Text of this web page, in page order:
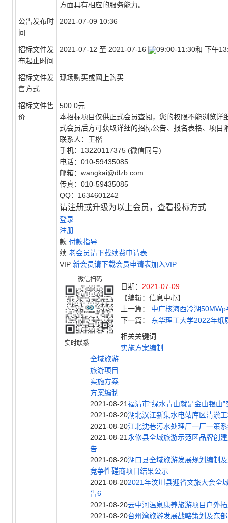
方面具有相应的服务能力。
公告发布时
间
2021-07-09 10:36
招标文件发
布起止时间
2021-07-12 至 2021-07-16 09:00-11:30和 下午
招标文件发
售方式
现场购买或网上购买
招标文件售
价
500.0元
本招标项目仅供正式会员查阅，您的权限不能浏览详
式会员后方可获取详细的招标公告、报名表格、项目
联系人：王楷
手机：13220117375 (微信同号)
电话：010-59435085
邮箱：wangkai@dlzb.com
传真：010-59435085
QQ：1634601242
请注册或升级为以上会员，查看投标方式
登录
注册
款 付款指导
续 老会员请下载续费申请表
VIP 新会员请下载会员申请表加入VIP
微信扫码
实时联系
日期： 2021-07-09
【编辑：信息中心】
上一篇： 中广核海西冷湖
下一篇： 东华理工大学2022年纸
相关关键词
实施方案编制
全域旅游
旅游项目
实施方案
方案编制
2021-08-21福清市“绿水青山就是金山银山
2021-08-20湖北汉江新集水电站库区清淤
2021-08-20江北沈巷污水处理厂一厂一策
2021-08-21永修县全域旅游示范区品牌创
告
2021-08-20湖口县全域旅游发展规划编制
竞争性磋商项目结果公示
2021-08-202021年汶川县迎省文旅大会全
告6
2021-08-20云中河温泉康养旅游项目 户外
2021-08-20台州湾旅游发展战略策划及东